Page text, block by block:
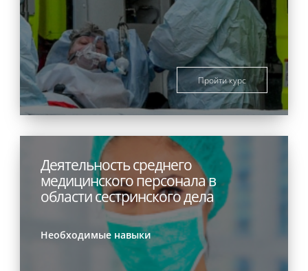
Пройти курс
Деятельность среднего
медицинского персонала в
области сестринского дела
Необходимые навыки